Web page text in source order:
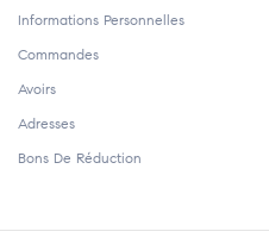
Informations Personnelles
Commandes
Avoirs
Adresses
Bons De Réduction